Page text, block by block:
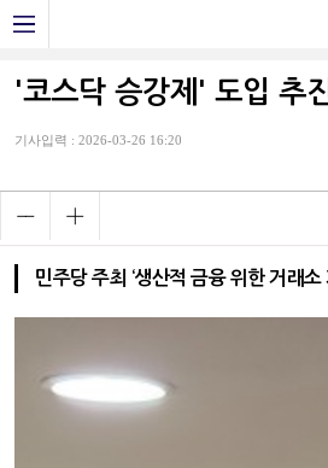
'코스닥 승강제' 도입 추
기사입력 : 2026-03-26 16:20
민주당 주최 ‘생산적 금융 위한 거래소